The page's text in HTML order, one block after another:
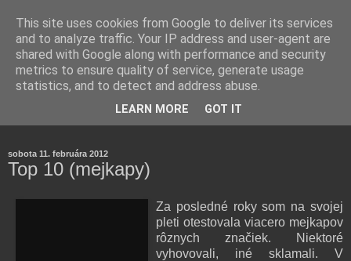
rozoberá témy o zdraví, živote a všetko možné.
sobota 11. februára 2012
Top 10 (mejkapy)
Za posledné roky som na svojej
pleti otestovala viacero mejkapov
rôznych značiek. Niektoré
vyhovovali, iné sklamali. V
This site uses cookies from Google to deliver its services
and to analyze traffic. Your IP address and user-agent are
shared with Google along with performance and security
metrics to ensure quality of service, generate usage
statistics, and to detect and address abuse.
LEARN MORE GOT IT